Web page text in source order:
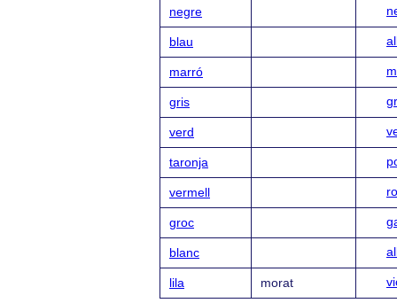
negre
blau
marró
gris
verd
taronja
vermell
groc
blanc
lila morat